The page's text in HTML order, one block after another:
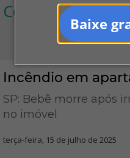
Baixe
Convivência
Incêndio em
SP: Bebê morre após
no imóvel
terça-feira, 15 de julho de 2025